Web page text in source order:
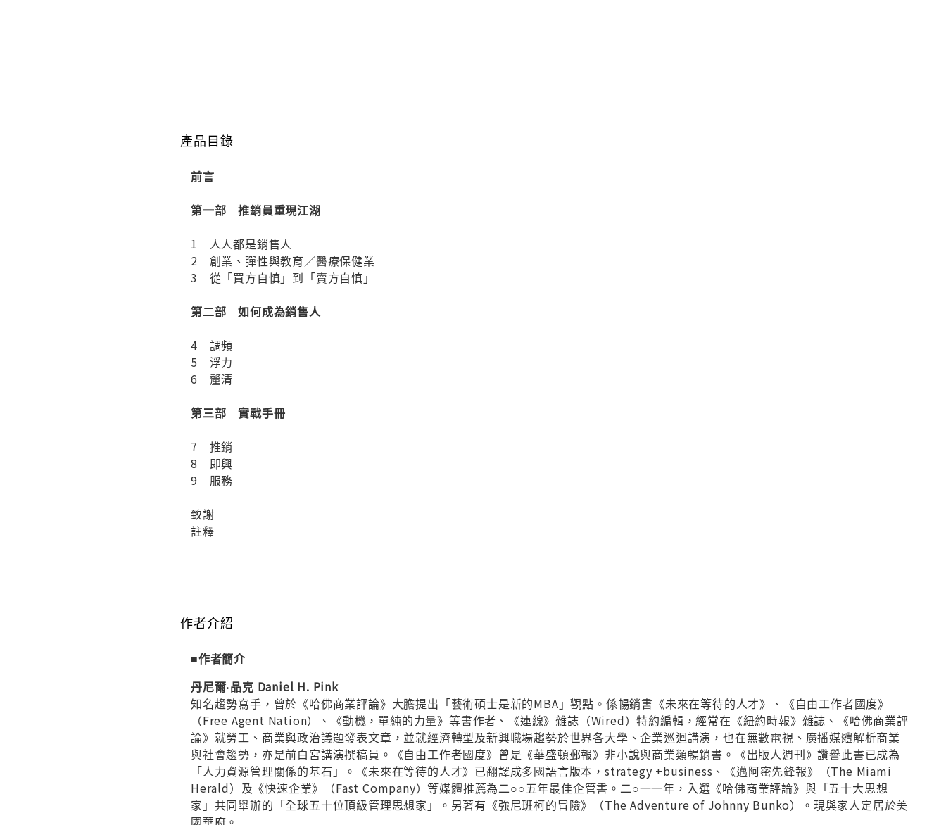
產品目錄
前言
第一部 推銷員重現江湖
1 人人都是銷售人
2 創業、彈性與教育／醫療保健業
3 從「買方自慎」到「賣方自慎」
第二部 如何成為銷售人
4 調頻
5 浮力
6 釐清
第三部 實戰手冊
7 推銷
8 即興
9 服務
致謝
註釋
作者介紹
■作者簡介
丹尼爾‧品克 Daniel H. Pink
知名趨勢寫手，曾於《哈佛商業評論》大膽提出「藝術碩士是新的MBA」觀點。係暢銷書《未來在等待的人才》、《自由工作者國度》
（Free Agent Nation）、《動機，單純的力量》等書作者、《連線》雜誌（Wired）特約編輯，經常在《紐約時報》雜誌、《哈佛商業評
論》就勞工、商業與政治議題發表文章，並就經濟轉型及新興職場趨勢於世界各大學、企業巡迴講演，也在無數電視、廣播媒體解析商業
與社會趨勢，亦是前白宮講演撰稿員。《自由工作者國度》曾是《華盛頓郵報》非小說與商業類暢銷書。《出版人週刊》讚譽此書已成為
「人力資源管理關係的基石」。《未來在等待的人才》已翻譯成多國語言版本，strategy +business、《邁阿密先鋒報》（The Miami
Herald）及《快速企業》（Fast Company）等媒體推薦為二○○五年最佳企管書。二○一一年，入選《哈佛商業評論》與「五十大思想
家」共同舉辦的「全球五十位頂級管理思想家」。另著有《強尼班柯的冒險》（The Adventure of Johnny Bunko）。現與家人定居於美
國華府。